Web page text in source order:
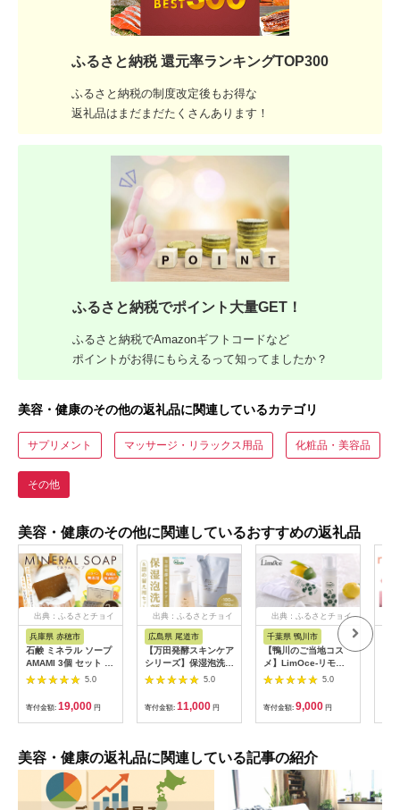
ふるさと納税 還元率ランキングTOP300
ふるさと納税の制度改定後もお得な
返礼品はまだまだたくさんあります！
ふるさと納税でポイント大量GET！
ふるさと納税でAmazonギフトコードなど
ポイントがお得にもらえるって知ってましたか？
美容・健康のその他の返礼品に関連しているカテゴリ
サプリメント マッサージ・リラックス用品 化粧品・美容品
その他
美容・健康のその他に関連しているおすすめの返礼品
出典：ふるさとチョイ
兵庫県 赤穂市
石鹸 ミネラル ソープ
AMAMI 3個 セット 石
鹸 パラペン無添加
5.0
寄付金額: 19,000 円
出典：ふるさとチョイ
広島県 尾道市
【万田発酵スキンケア
シリーズ】保湿泡洗顔
＆詰め替え用セット
5.0
寄付金額: 11,000 円
出典：ふるさとチョイ
千葉県 鴨川市
【鴨川のご当地コス
メ】LimOce-リモー
チェ-『洗顔フォー
ム』200ml × 1本
[0009-0020]
5.0
寄付金額: 9,000 円
美容・健康の返礼品に関連している記事の紹介